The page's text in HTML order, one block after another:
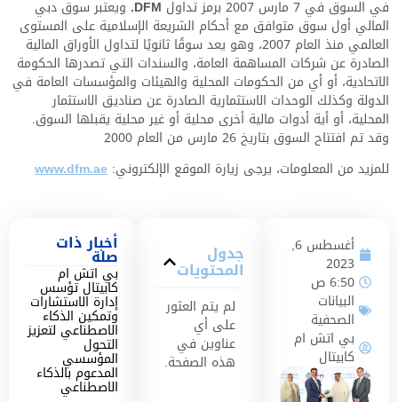
أغسطس 6,
2023
6:50 ص
البيانات
الصحفية
بي اتش ام
كابيتال
جدول
المحتويات
لم يتم العثور
على أي
عناوين في
هذه الصفحة.
أخبار ذات
صلة
بي اتش ام
كابيتال تؤسس
إدارة الاستشارات
وتمكين الذكاء
الاصطناعي لتعزيز
التحول
المؤسسي
المدعوم بالذكاء
الاصطناعي
في السوق في 7 مارس 2007 برمز تداول ويعتبر سوق دبي
المالي أول سوق متوافق مع أحكام الشريعة الإسلامية على المستوى
العالمي منذ العام 2007، وهو يعد سوقًا ثانويًا لتداول الأوراق المالية
الصادرة عن شركات المساهمة العامة، والسندات التي تصدرها الحكومة
الاتحادية، أو أي من الحكومات المحلية والهيئات والمؤسسات العامة في
الدولة وكذلك الوحدات الاستثمارية الصادرة عن صناديق الاستثمار
المحلية، أو أية أدوات مالية أخرى محلية أو غير محلية يقبلها السوق.
وقد تم افتتاح السوق بتاريخ 26 مارس من العام 2000
للمزيد من المعلومات، يرجى زيارة الموقع الإلكتروني: www.dfm.ae